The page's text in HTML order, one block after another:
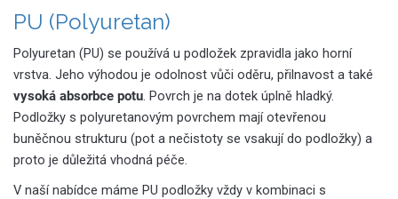
PU (Polyuretan)
Polyuretan (PU) se používá u podložek zpravidla jako horní
vrstva. Jeho výhodou je odolnost vůči oděru, přilnavost a také
vysoká absorbce potu . Povrch je na dotek úplně hladký.
Podložky s polyuretanovým povrchem mají otevřenou
buněčnou strukturu (pot a nečistoty se vsakují do podložky) a
proto je důležitá vhodná péče.
V naší nabídce máme PU podložky vždy v kombinaci s